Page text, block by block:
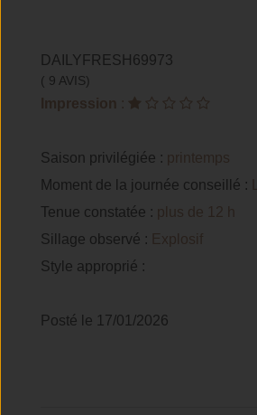
DAILYFRESH69973
( 9 AVIS)
Impression :
Saison privilégiée : printemps
Moment de la journée conseillé :
Tenue constatée : plus de 12 h
Sillage observé : Explosif
Style approprié :
Posté le 17/01/2026